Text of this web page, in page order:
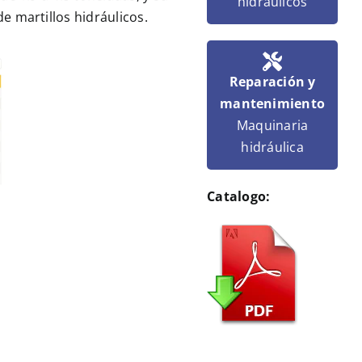
martillos hidráulicos.
Reparación y
mantenimiento
Maquinaria
hidráulica
Catalogo: